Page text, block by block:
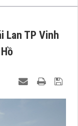
Lan TP Vinh